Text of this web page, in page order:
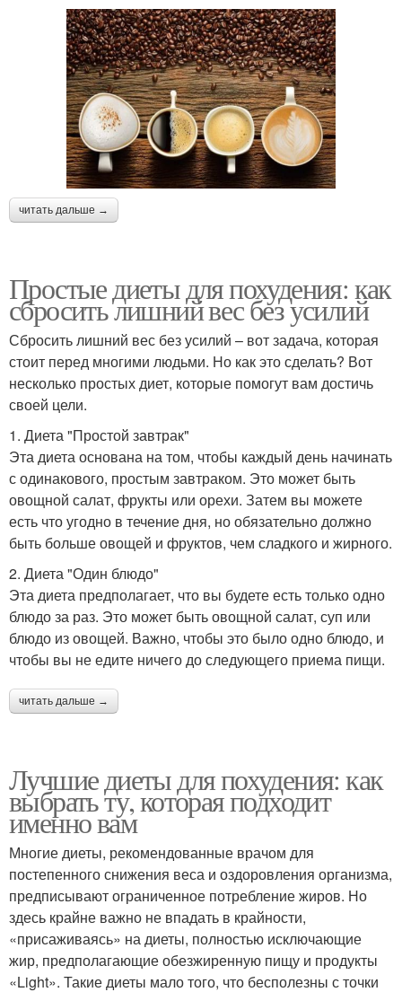
читать дальше →
Простые диеты для похудения: как
сбросить лишний вес без усилий
Сбросить лишний вес без усилий – вот задача, которая
стоит перед многими людьми. Но как это сделать? Вот
несколько простых диет, которые помогут вам достичь
своей цели.
1. Диета "Простой завтрак"
Эта диета основана на том, чтобы каждый день начинать
с одинакового, простым завтраком. Это может быть
овощной салат, фрукты или орехи. Затем вы можете
есть что угодно в течение дня, но обязательно должно
быть больше овощей и фруктов, чем сладкого и жирного.
2. Диета "Один блюдо"
Эта диета предполагает, что вы будете есть только одно
блюдо за раз. Это может быть овощной салат, суп или
блюдо из овощей. Важно, чтобы это было одно блюдо, и
чтобы вы не едите ничего до следующего приема пищи.
читать дальше →
Лучшие диеты для похудения: как
выбрать ту, которая подходит
именно вам
Многие диеты, рекомендованные врачом для
постепенного снижения веса и оздоровления организма,
предписывают ограниченное потребление жиров. Но
здесь крайне важно не впадать в крайности,
«присаживаясь» на диеты, полностью исключающие
жир, предполагающие обезжиренную пищу и продукты
«Light». Такие диеты мало того, что бесполезны с точки